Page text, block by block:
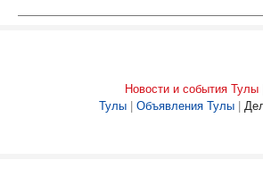
Новости и события Тулы
Тулы
Объявления Тулы